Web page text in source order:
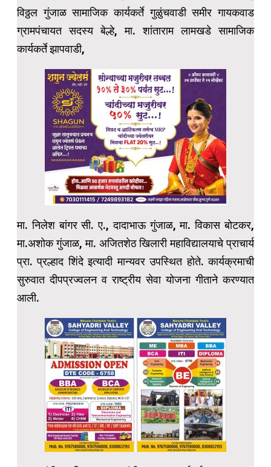
विठ्ठल गुंजाळ सामाजिक कार्यकर्ते गुळुंचवाडी समीर गायकवाड
ग्रामपंचायत सदस्य बेल्हे, मा. शांताराम लामखडे सामाजिक
कार्यकर्ते झापवाडी,
मा. निलेश बांगर सी. ए., दादाभाऊ गुंजाळ, मा. विकास बोटकर,
मा.अशोक गुंजाळ, मा. अजितशेठ खिलारी महाविद्यालयाचे प्राचार्य
प्रा. प्रल्हाद शिंदे इत्यादी मान्यवर उपस्थित होते. कार्यक्रमाची
सुरुवात दीपप्रज्वलन व राष्ट्रीय सेवा योजना गीताने करण्यात
आली.